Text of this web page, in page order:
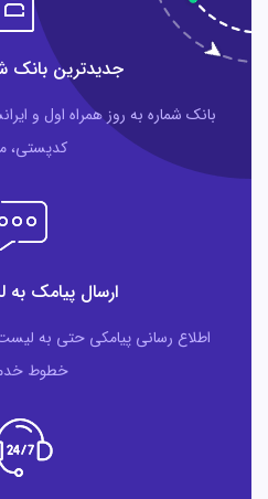
جدیدترین بانک
بانک شماره به روز همراه اول و
کدپستی،
ارسال پیامک
اطلاع رسانی پیامکی حتی به لیست
خطوط